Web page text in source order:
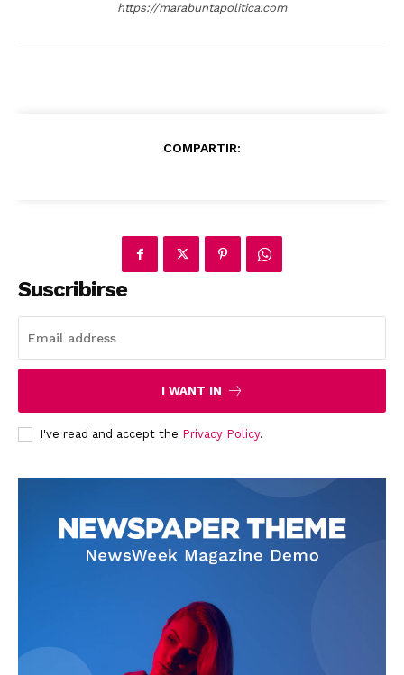
News Week
https://marabuntapolitica.com
COMPARTIR:
Suscribirse
I WANT IN
I've read and accept the Privacy Policy.